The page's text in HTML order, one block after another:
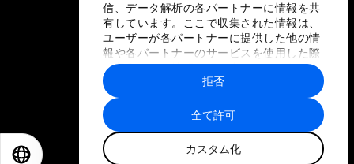
信、データ解析の各パートナーに情報を共
有しています。ここで収集された情報は、
ユーザーが各パートナーに提供した他の情
報や各パートナーのサービスを使用した際
に収集された情報と組み合わされ、各パー
トナーによって使用されることがありま
す。
全て許可
カスタム化
拒否
プライバシーポリシーと利用規約
サイトマップ
©
世界経済フォーラム